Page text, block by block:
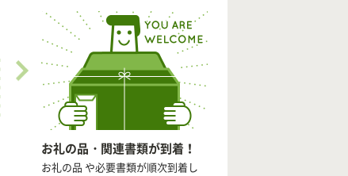
お礼の品・関連書類が到着！
お礼の品 や必要書類が順次到着し